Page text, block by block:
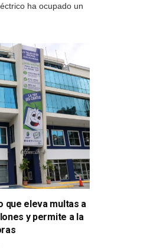
ha ocupado un
que eleva multas a
y permite a la